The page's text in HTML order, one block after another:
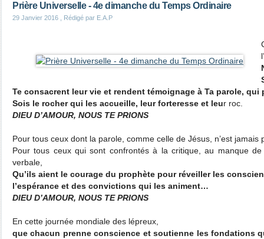
Prière Universelle - 4e dimanche du Temps Ordinaire
29 Janvier 2016 , Rédigé par E.A.P
Te consacrent leur vie et rendent témoignage à Ta parole, qui
Sois le rocher qui les accueille, leur forteresse et leur roc.
DIEU D’AMOUR, NOUS TE PRIONS
Pour tous ceux dont la parole, comme celle de Jésus, n’est
Pour tous ceux qui sont confrontés à la critique, au manque de
verbale,
Qu’ils aient le courage du prophète pour réveiller les
l’espérance et des convictions qui les animent…
DIEU D’AMOUR, NOUS TE PRIONS
En cette journée mondiale des lépreux,
que chacun prenne conscience et soutienne les fondations